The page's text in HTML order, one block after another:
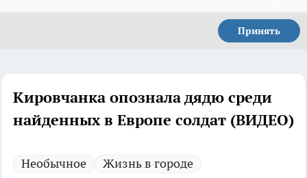
Принять
Кировчанка опознала дядю среди
найденных в Европе солдат (ВИДЕО)
Необычное Жизнь в городе